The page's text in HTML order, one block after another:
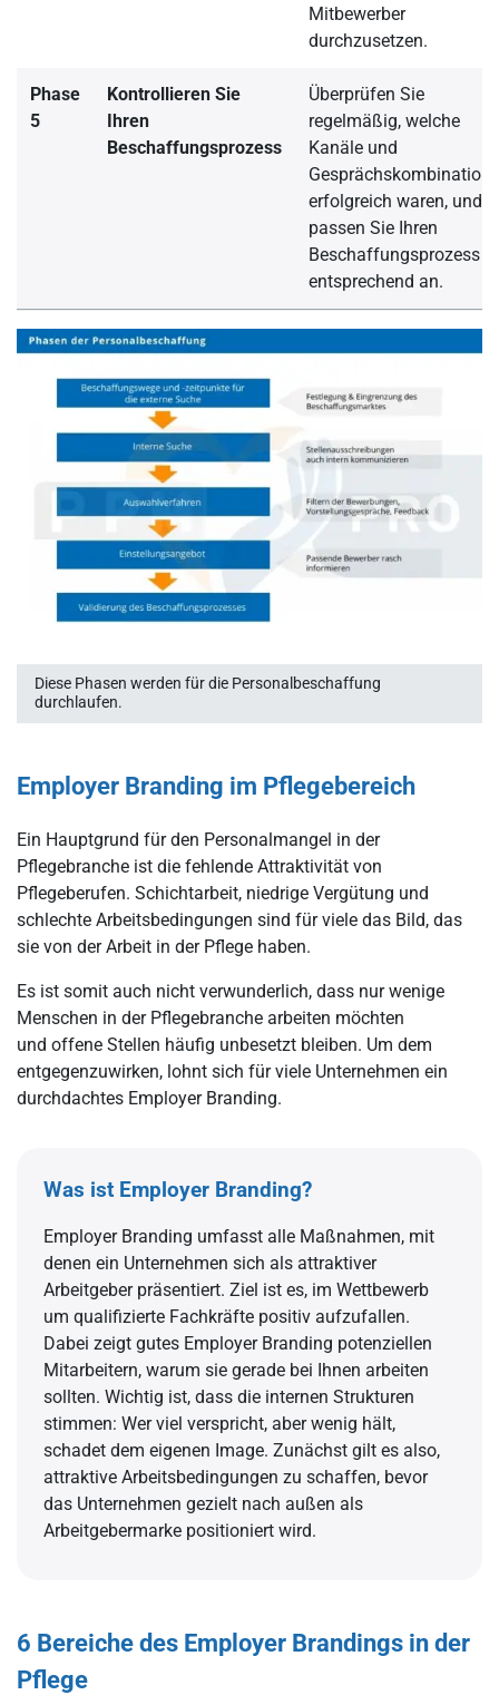
Mitbewerber
durchzusetzen.
Phase
5
Kontrollieren Sie
Ihren
Beschaffungsprozess
Überprüfen Sie
regelmäßig, welche
Kanäle und
erfolgreich waren, und
passen Sie Ihren
Beschaffungsprozess
entsprechend an.
Diese Phasen werden für die Personalbeschaffung
durchlaufen.
Employer Branding im Pflegebereich
Ein Hauptgrund für den Personalmangel in der
Pflegebranche ist die fehlende Attraktivität von
Pflegeberufen. Schichtarbeit, niedrige Vergütung und
schlechte Arbeitsbedingungen sind für viele das Bild, das
sie von der Arbeit in der Pflege haben.
Es ist somit auch nicht verwunderlich, dass nur wenige
Menschen in der Pflegebranche arbeiten möchten
und offene Stellen häufig unbesetzt bleiben. Um dem
entgegenzuwirken, lohnt sich für viele Unternehmen ein
durchdachtes Employer Branding.
Was ist Employer Branding?
Employer Branding umfasst alle Maßnahmen, mit
denen ein Unternehmen sich als attraktiver
Arbeitgeber präsentiert. Ziel ist es, im Wettbewerb
um qualifizierte Fachkräfte positiv aufzufallen.
Dabei zeigt gutes Employer Branding potenziellen
Mitarbeitern, warum sie gerade bei Ihnen arbeiten
sollten. Wichtig ist, dass die internen Strukturen
stimmen: Wer viel verspricht, aber wenig hält,
schadet dem eigenen Image. Zunächst gilt es also,
attraktive Arbeitsbedingungen zu schaffen, bevor
das Unternehmen gezielt nach außen als
Arbeitgebermarke positioniert wird.
6 Bereiche des Employer Brandings in der
Pflege